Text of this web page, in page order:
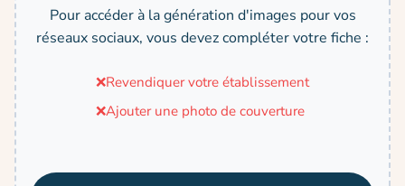
Pour accéder à la génération d'images pour vos
réseaux sociaux, vous devez compléter votre fiche :
❌Revendiquer votre établissement
❌Ajouter une photo de couverture